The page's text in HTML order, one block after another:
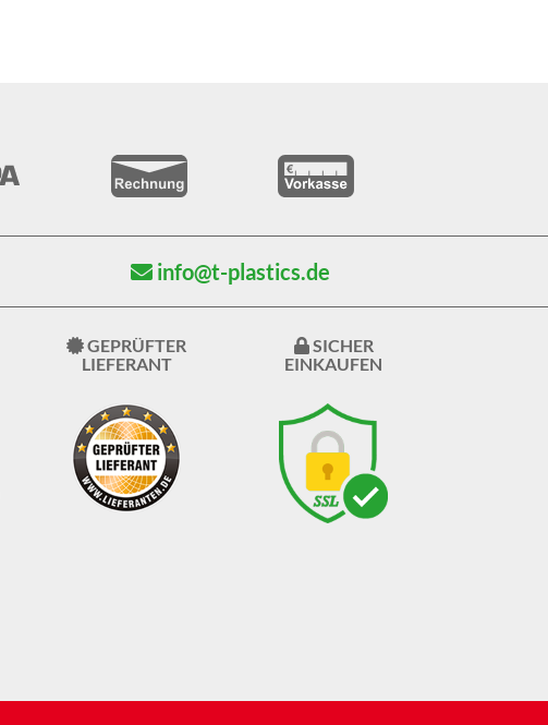
info@t-plastics.de
GEPRÜFTER
LIEFERANT
SICHER
EINKAUFEN